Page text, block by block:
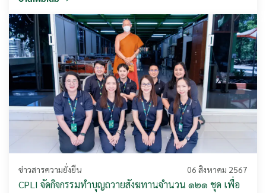
ข่าวสารความยั่งยืน 06 สิงหาคม 2567
CPLI จัดกิจกรรมทำบุญถวายสังฆทานจำนวน ๑๒๑ ชุด เพื่อ